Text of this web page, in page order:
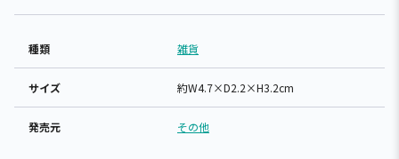
種類 雑貨
サイズ 約W4.7×D2.2×H3.2cm
発売元 その他